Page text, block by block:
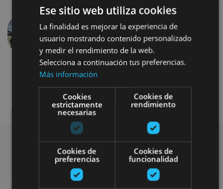
Previous
Find more plans
Ese sitio web utiliza cookies
La finalidad es mejorar la experiencia de
usuario mostrando contenido personalizado
y medir el rendimiento de la web.
Selecciona a continuación tus preferencias.
Más información
Cookies
estrictamente
necesarias
Cookies de
rendimiento
Cookies de
preferencias
Cookies de
funcionalidad